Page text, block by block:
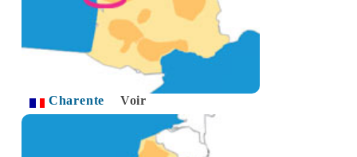
Charente Voir